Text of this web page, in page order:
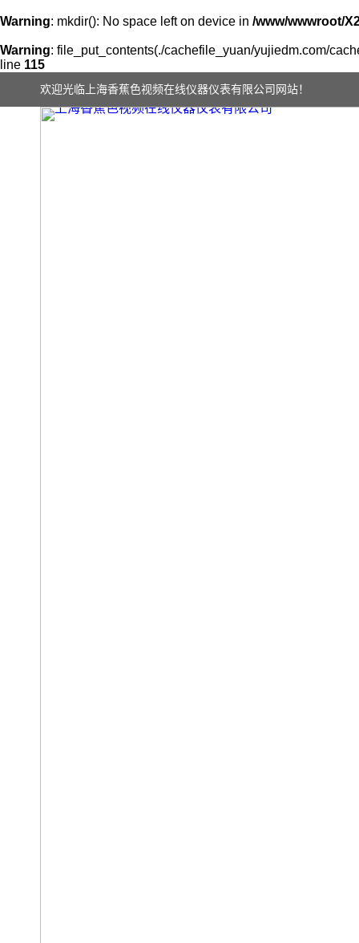
Warning: mkdir(): No space left on device in /www/wwwroot/
Warning: file_put_contents(./cachefile_yuan/yujiedm.com/
line 115
欢迎光临上海香蕉色视频在线仪器仪表有限公司网站！